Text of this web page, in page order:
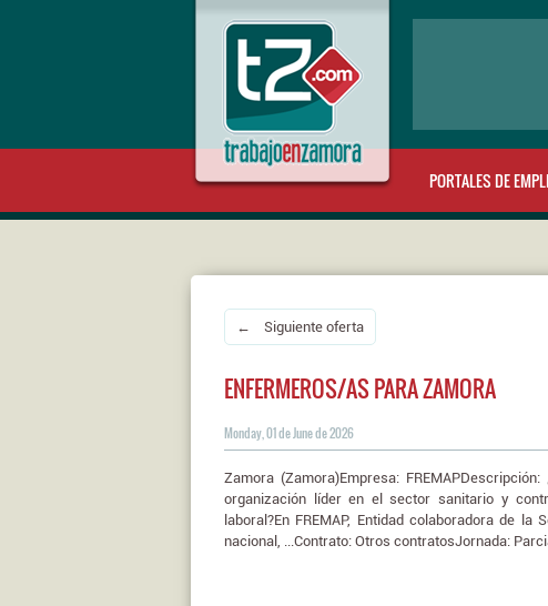
PORTALES DE
← Siguiente oferta
ENFERMEROS/AS PARA ZAMORA
Monday, 01 de June de 2026
Zamora (Zamora)Empresa:
organización líder en el sector sanitario y
laboral?En FREMAP, Entidad colaboradora de la
nacional, ...Contrato: Otros contratosJornada: